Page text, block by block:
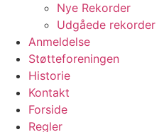
Nye Rekorder
Udgåede rekorder
Anmeldelse
Støtteforeningen
Historie
Kontakt
Forside
Regler